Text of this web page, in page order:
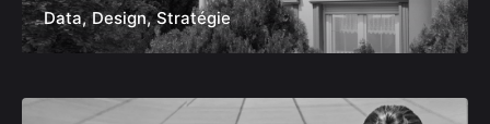
Data Design Stratégie